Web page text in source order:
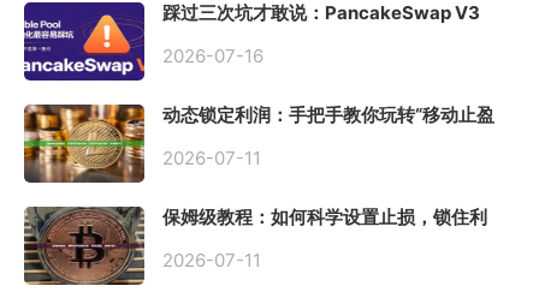
踩过三次坑才敢说：PancakeSwap V3
初始化
2026-07-16
动态锁定利润：手把手教你玩转“移动止盈
2026-07-11
保姆级教程：如何科学设置止损，锁住利
2026-07-11